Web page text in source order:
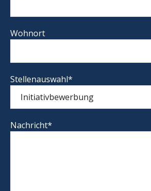
Wohnort
Stellenauswahl*
Nachricht*